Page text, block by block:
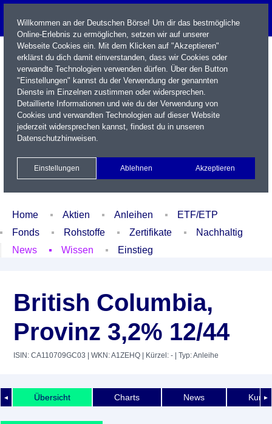
Name / WKN / ISIN / Kürzel
Xetra Realtime
Watchlist Portfolio Login
Home Aktien Anleihen
ETF/ETP
Fonds
Rohstoffe Zertifikate
Nachhaltig
News
Wissen Einstieg
British Columbia,
Provinz 3,2% 12/44
ISIN: CA110709GC03 | WKN: A1ZEHQ | Kürzel: - | Typ: Anleihe
◄ ►
Übersicht Charts News
Willkommen an der Deutschen Börse! Um dir das bestmögliche
Online-Erlebnis zu ermöglichen, setzen wir auf unserer
Webseite Cookies ein. Mit dem Klicken auf "Akzeptieren"
erklärst du dich damit einverstanden, dass wir Cookies oder
verwandte Technologien verwenden dürfen. Über den Button
"Einstellungen" kannst du der Verwendung der genannten
Dienste im Einzelnen zustimmen oder widersprechen.
Detaillierte Informationen und wie du der Verwendung von
Cookies und verwandten Technologien auf dieser Website
jederzeit widersprechen kannst, findest du in unseren
Datenschutzhinweisen.
Einstellungen Ablehnen Akzeptieren